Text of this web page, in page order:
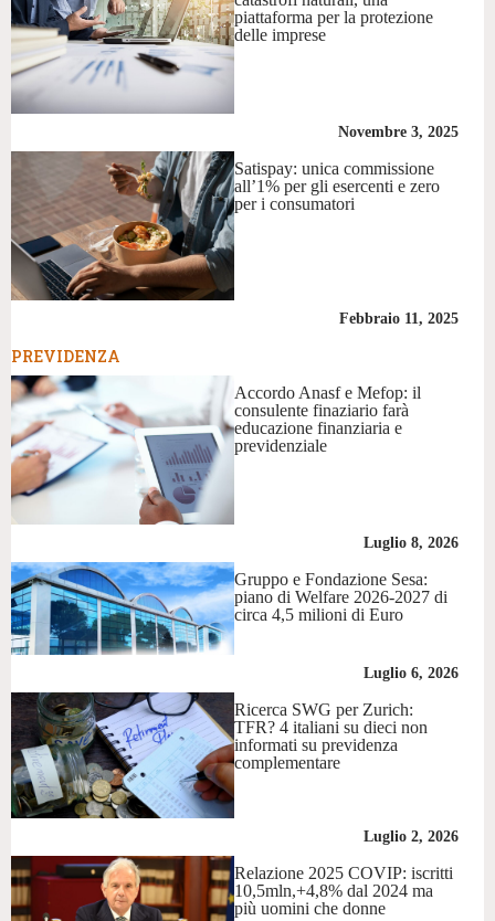
piattaforma per la protezione
delle imprese
Novembre 3, 2025
Satispay: unica commissione
all’1% per gli esercenti e zero
per i consumatori
Febbraio 11, 2025
PREVIDENZA
Accordo Anasf e Mefop: il
consulente finaziario farà
educazione finanziaria e
previdenziale
Luglio 8, 2026
Gruppo e Fondazione Sesa:
piano di Welfare 2026-2027 di
circa 4,5 milioni di Euro
Luglio 6, 2026
Ricerca SWG per Zurich:
TFR? 4 italiani su dieci non
informati su previdenza
complementare
Luglio 2, 2026
Relazione 2025 COVIP: iscritti
10,5mln,+4,8% dal 2024 ma
più uomini che donne